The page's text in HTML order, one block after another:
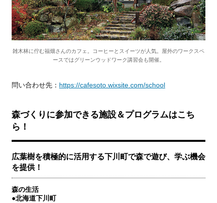
雑木林に佇む福畑さんのカフェ。コーヒーとスイーツが人気。屋外のワークスペ
ースではグリーンウッドワーク講習会も開催。
問い合わせ先： https://cafesoto.wixsite.com/school
森づくりに参加できる施設＆プログラムはこち
ら！
広葉樹を積極的に活用する下川町で森で遊び、学ぶ機会
を提供！
森の生活
●北海道下川町